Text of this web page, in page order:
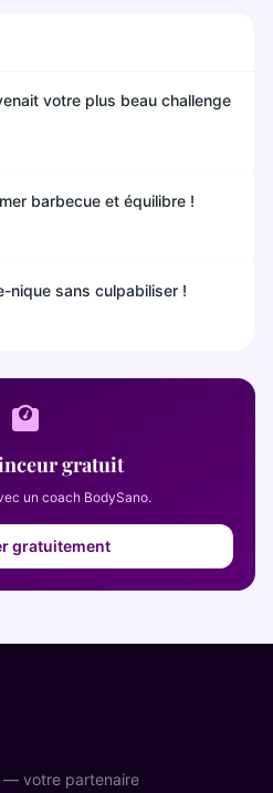
votre plus beau challenge
barbecue et équilibre !
nique sans culpabiliser !
gratuit
un coach BodySano.
gratuitement
— votre partenaire